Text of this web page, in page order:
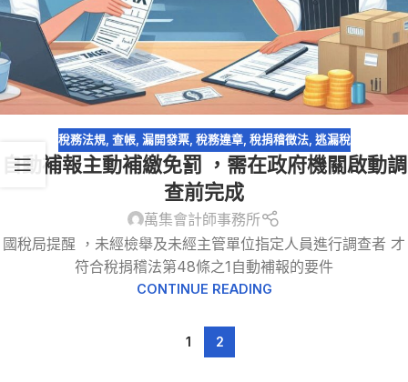
稅務法規, 查帳, 漏開發票, 稅務違章, 稅捐稽徵法, 逃漏稅
自動補報主動補繳免罰 ，需在政府機關啟動調
查前完成
萬集會計師事務所
國稅局提醒 ，未經檢舉及未經主管單位指定人員進行調查者 才
符合稅捐稽法第48條之1自動補報的要件
CONTINUE READING
1 2